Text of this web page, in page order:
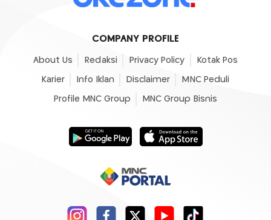
COMPANY PROFILE
About Us Redaksi Privacy Policy Kotak Pos
Karier Info Iklan Disclaimer MNC Peduli
Profile MNC Group MNC Group Bisnis